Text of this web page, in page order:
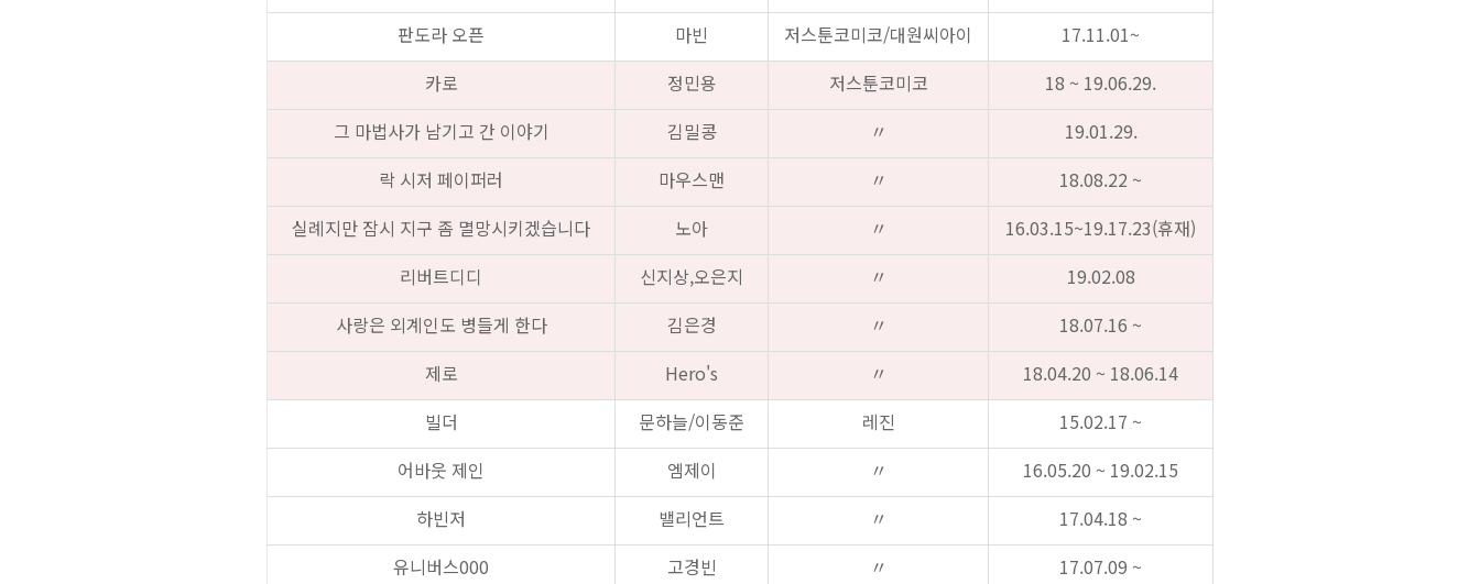
판도라 오픈
마빈 저스툰코미코/대원씨아이
17.11.01~
카로
정민용 저스툰코미코
18 ~ 19.06.29.
그 마법사가 남기고 간 이야기
김밀콩 〃
19.01.29.
락 시저 페이퍼러
마우스맨 〃
18.08.22 ~
실례지만 잠시 지구 좀 멸망시키겠습니다
노아 〃
16.03.15~19.17.23(휴재)
리버트디디
신지상,오은지 〃
19.02.08
사랑은 외계인도 병들게 한다
김은경 〃
18.07.16 ~
제로
Hero's 〃
18.04.20 ~ 18.06.14
빌더
문하늘/이동준 레진
15.02.17 ~
어바웃 제인
엠제이 〃
16.05.20 ~ 19.02.15
하빈저
밸리언트 〃
17.04.18 ~
유니버스000
고경빈 〃
17.07.09 ~